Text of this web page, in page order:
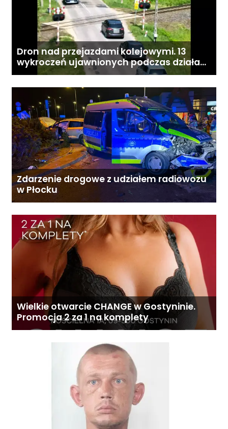
Dron nad przejazdami kolejowymi. 13
wykroczeń ujawnionych podczas działań
„Bezpieczny przejazd kolejowy”
Zdarzenie drogowe z udziałem radiowozu
w Płocku
Wielkie otwarcie CHANGE w Gostyninie.
Promocja 2 za 1 na komplety